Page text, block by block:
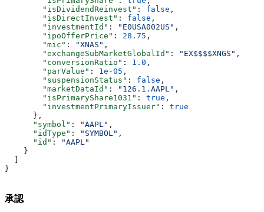
        "isDividendReinvest"
: false ,
        "isDirectInvest"
: false ,
        "investmentId"
: "E0USA002US" ,
        "ipoOfferPrice"
: 28.75 ,
        "mic"
: "XNAS" ,
        "exchangeSubMarketGlobalId"
: "EX$$$$XNGS" ,
        "conversionRatio"
: 1.0 ,
        "parValue"
: 1e-05 ,
        "suspensionStatus"
: false ,
        "marketDataId"
: "126.1.AAPL" ,
        "isPrimaryShare1031"
: true ,
        "investmentPrimaryIssuer"
: true
      },
      "symbol"
: "AAPL" ,
      "idType"
: "SYMBOL" ,
      "id"
:
"AAPL"
    }
}
承認